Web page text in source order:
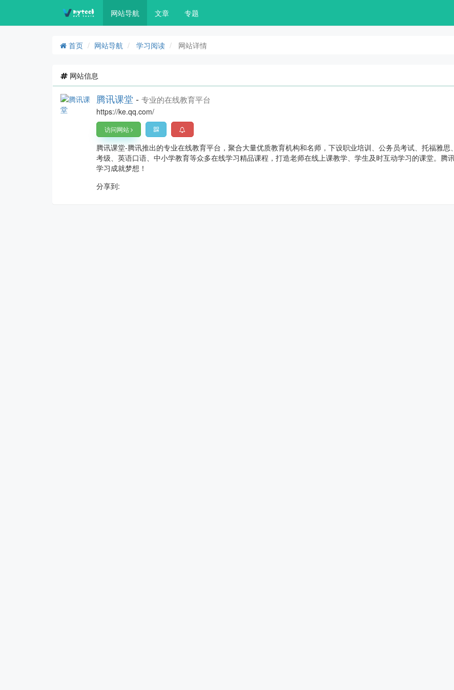
网站导航 文章 专题
首页 网站导航 学习阅读 网站详情
网站信息
腾讯课堂 - 专业的在线教育平台
https://ke.qq.com/
访问网站
腾讯课堂-腾讯推出的专业在线教育平台，聚合大量优质教育机构和名师，下设职业培训、公务员考试、托福雅思
考级、英语口语、中小学教育等众多在线学习精品课程，打造老师在线上课教学、学生及时互动学习的课堂。腾
学习成就梦想！
分享到: